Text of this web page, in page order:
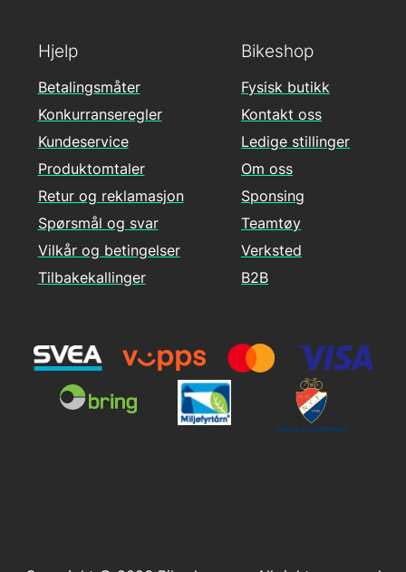
Hjelp
Betalingsmåter
Konkurranseregler
Kundeservice
Produktomtaler
Retur og reklamasjon
Spørsmål og svar
Vilkår og betingelser
Tilbakekallinger
Bikeshop
Fysisk butikk
Kontakt oss
Ledige stillinger
Om oss
Sponsing
Teamtøy
Verksted
B2B